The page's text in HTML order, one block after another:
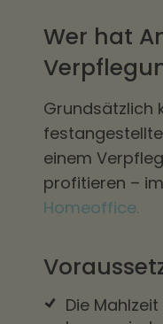
Wer hat
Grundsätzlich
einem
profitieren –
Homeoffice.
Die